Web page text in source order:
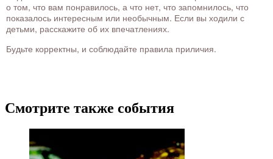
о том, что вам понравилось, а что нет, что запомнилось, что
показалось интересным или необычным. Если вы ходили с
детьми, расскажите об их впечатлениях.
Будьте корректны, и соблюдайте правила приличия.
Смотрите также события